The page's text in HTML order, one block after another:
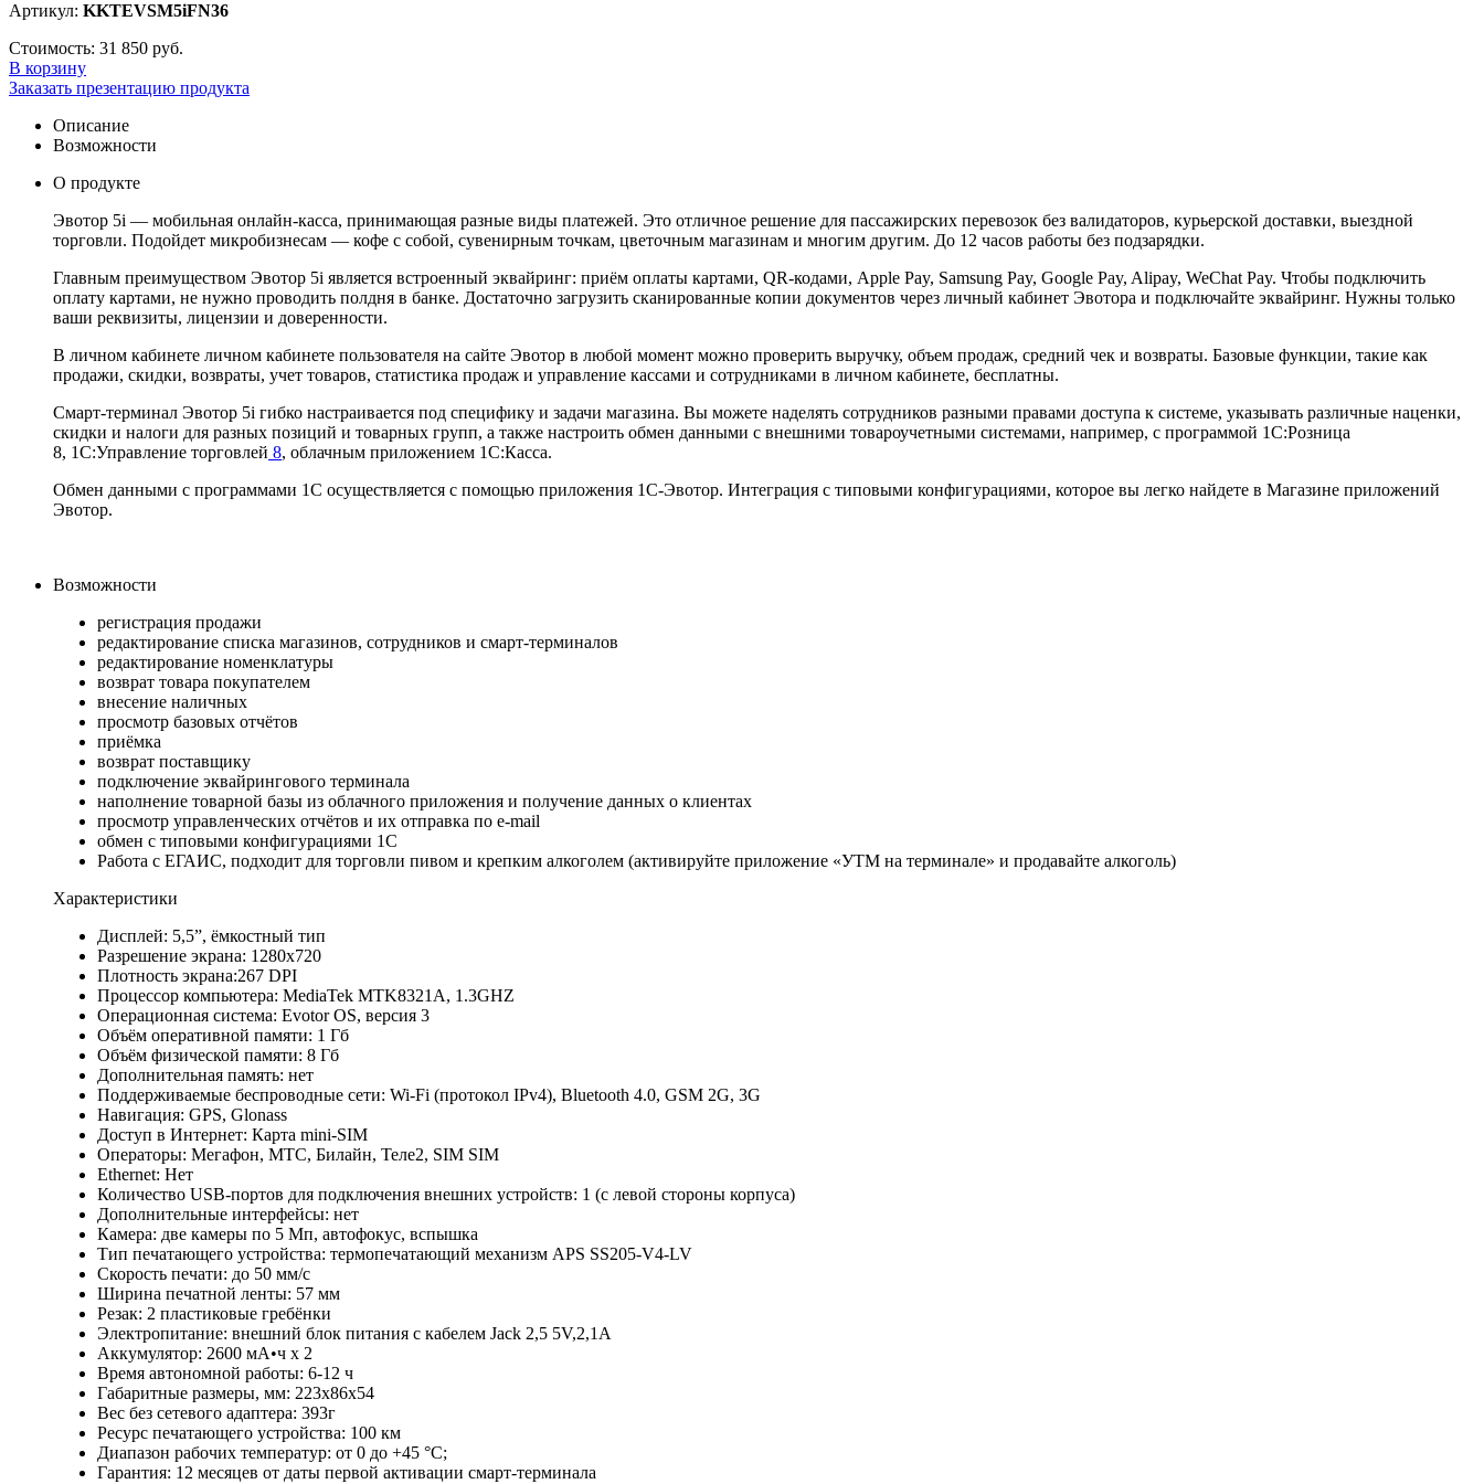
Артикул: KKTEVSM5iFN36
Стоимость: 31 850 руб.
В корзину
Заказать презентацию продукта
Описание
Возможности
О продукте
Эвотор 5i — мобильная онлайн-касса, принимающая разные виды платежей. Это отличное решение для пассажирских перевозок без валидаторов, курьерской доставки, выездной
торговли. Подойдет микробизнесам — кофе с собой, сувенирным точкам, цветочным магазинам и многим другим. До 12 часов работы без подзарядки.
Главным преимуществом Эвотор 5i является встроенный эквайринг: приём оплаты картами, QR-кодами, Apple Pay, Samsung Pay, Google Pay, Alipay, WeChat Pay. Чтобы подключить
оплату картами, не нужно проводить полдня в банке. Достаточно загрузить сканированные копии документов через личный кабинет Эвотора и подключайте эквайринг. Нужны только
ваши реквизиты, лицензии и доверенности.
В личном кабинете личном кабинете пользователя на сайте Эвотор в любой момент можно проверить выручку, объем продаж, средний чек и возвраты. Базовые функции, такие как
продажи, скидки, возвраты, учет товаров, статистика продаж и управление кассами и сотрудниками в личном кабинете, бесплатны.
Смарт-терминал Эвотор 5i гибко настраивается под специфику и задачи магазина. Вы можете наделять сотрудников разными правами доступа к системе, указывать различные наценки,
скидки и налоги для разных позиций и товарных групп, а также настроить обмен данными с внешними товароучетными системами, например, с программой 1С:Розница
8, 1С:Управление торговлей 8, облачным приложением 1С:Касса.
Обмен данными с программами 1С осуществляется с помощью приложения 1С-Эвотор. Интеграция с типовыми конфигурациями, которое вы легко найдете в Магазине приложений
Эвотор.
Возможности
регистрация продажи
редактирование списка магазинов, сотрудников и смарт-терминалов
редактирование номенклатуры
возврат товара покупателем
внесение наличных
просмотр базовых отчётов
приёмка
возврат поставщику
подключение эквайрингового терминала
наполнение товарной базы из облачного приложения и получение данных о клиентах
просмотр управленческих отчётов и их отправка по e-mail
обмен с типовыми конфигурациями 1С
Работа с ЕГАИС, подходит для торговли пивом и крепким алкоголем (активируйте приложение «УТМ на терминале» и продавайте алкоголь)
Характеристики
Дисплей: 5,5”, ёмкостный тип
Разрешение экрана: 1280х720
Плотность экрана:267 DPI
Процессор компьютера: MediaTek MTK8321A, 1.3GHZ
Операционная система: Evotor OS, версия 3
Объём оперативной памяти: 1 Гб
Объём физической памяти: 8 Гб
Дополнительная память: нет
Поддерживаемые беспроводные сети: Wi-Fi (протокол IPv4), Bluetooth 4.0, GSM 2G, 3G
Навигация: GPS, Glonass
Доступ в Интернет: Карта mini-SIM
Операторы: Мегафон, МТС, Билайн, Теле2, SIM SIM
Ethernet: Нет
Количество USB-портов для подключения внешних устройств: 1 (с левой стороны корпуса)
Дополнительные интерфейсы: нет
Камера: две камеры по 5 Мп, автофокус, вспышка
Тип печатающего устройства: термопечатающий механизм APS SS205-V4-LV
Скорость печати: до 50 мм/с
Ширина печатной ленты: 57 мм
Резак: 2 пластиковые гребёнки
Электропитание: внешний блок питания с кабелем Jack 2,5 5V,2,1A
Аккумулятор: 2600 мА•ч х 2
Время автономной работы: 6-12 ч
Габаритные размеры, мм: 223х86х54
Вес без сетевого адаптера: 393г
Ресурс печатающего устройства: 100 км
Диапазон рабочих температур: от 0 до +45 °С;
Гарантия: 12 месяцев от даты первой активации смарт-терминала